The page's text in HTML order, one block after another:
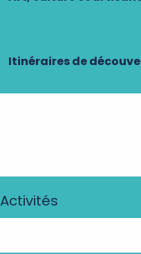
Itinéraires de
Activités